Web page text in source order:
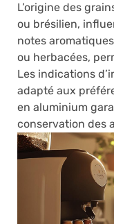
L’origine des
ou brésilien,
notes
ou herbacées,
Les indications
adapté aux
en aluminium
conservation des